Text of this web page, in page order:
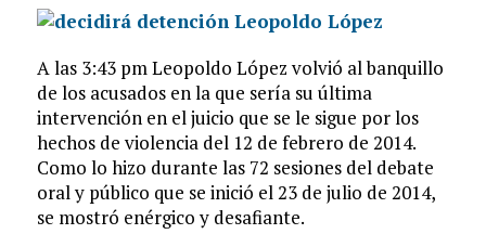
A las 3:43 pm Leopoldo López volvió al banquillo
de los acusados en la que sería su última
intervención en el juicio que se le sigue por los
hechos de violencia del 12 de febrero de 2014.
Como lo hizo durante las 72 sesiones del debate
oral y público que se inició el 23 de julio de 2014,
se mostró enérgico y desafiante.